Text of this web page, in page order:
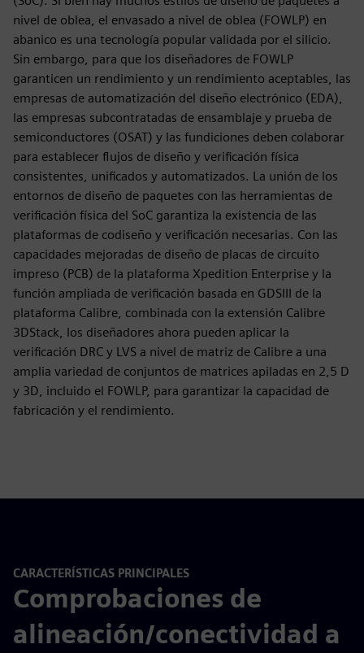
nivel de oblea, el envasado a nivel de oblea (FOWLP) en
abanico es una tecnología popular validada por el silicio.
Sin embargo, para que los diseñadores de FOWLP
garanticen un rendimiento y un rendimiento aceptables, las
empresas de automatización del diseño electrónico (EDA),
las empresas subcontratadas de ensamblaje y prueba de
semiconductores (OSAT) y las fundiciones deben colaborar
para establecer flujos de diseño y verificación física
consistentes, unificados y automatizados. La unión de los
entornos de diseño de paquetes con las herramientas de
verificación física del SoC garantiza la existencia de las
plataformas de codiseño y verificación necesarias. Con las
capacidades mejoradas de diseño de placas de circuito
impreso (PCB) de la plataforma Xpedition Enterprise y la
función ampliada de verificación basada en GDSIII de la
plataforma Calibre, combinada con la extensión Calibre
3DStack, los diseñadores ahora pueden aplicar la
verificación DRC y LVS a nivel de matriz de Calibre a una
amplia variedad de conjuntos de matrices apiladas en 2,5 D
y 3D, incluido el FOWLP, para garantizar la capacidad de
fabricación y el rendimiento.
CARACTERÍSTICAS PRINCIPALES
Comprobaciones de
alineación/conectividad a